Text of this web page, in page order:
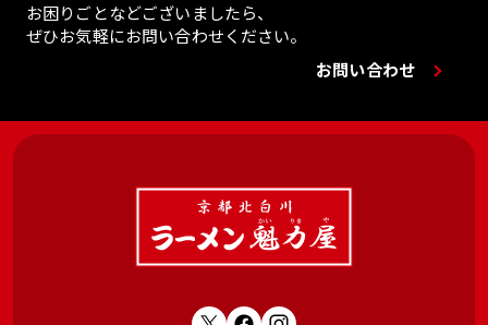
お困りごとなどございましたら、
ぜひお気軽にお問い合わせください。
お問い合わせ